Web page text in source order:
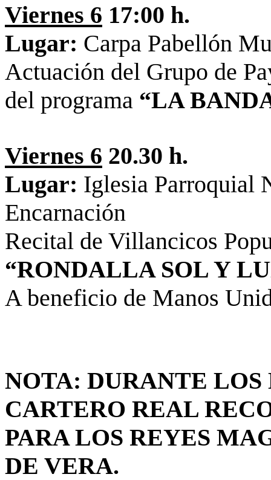
Viernes 6 17:00 h.
Lugar: Carpa Pabellón
Actuación del Grupo de
del programa “LA
Viernes 6 20.30 h.
Lugar: Iglesia Parroquial
Encarnación
Recital de Villancicos
“RONDALLA SOL Y
A beneficio de Manos
NOTA: DURANTE LOS
CARTERO REAL
PARA LOS REYES
DE VERA.